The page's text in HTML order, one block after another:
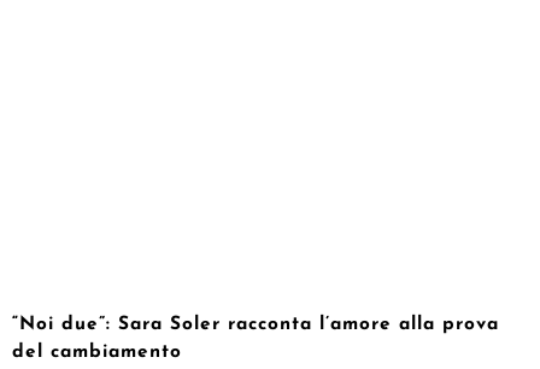
“Noi due”: Sara Soler racconta l’amore alla prova
del cambiamento